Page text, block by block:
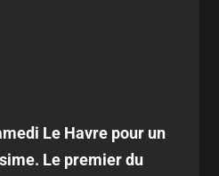
Le Havre pour un
Le premier du